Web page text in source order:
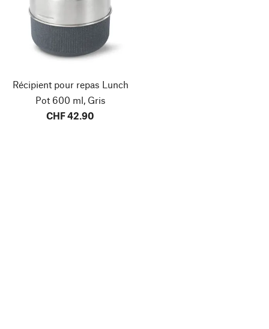
Récipient pour repas Lunch
Pot 600 ml, Gris
CHF 42.90